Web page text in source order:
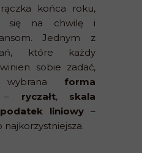
końca roku,
się na chwilę i
Jednym z
które każdy
sobie zadać,
forma
ryczałt, skala
podatek liniowy –